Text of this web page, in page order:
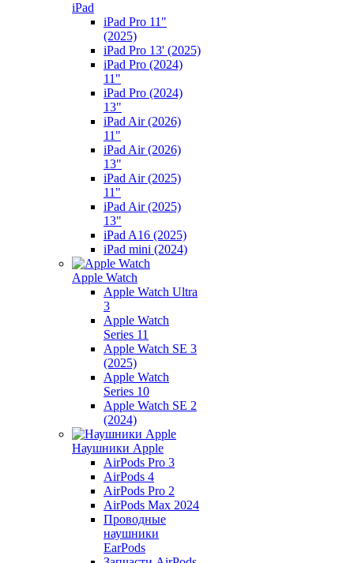
iPad
iPad Pro 11"
(2025)
iPad Pro 13' (2025)
iPad Pro (2024)
11"
iPad Pro (2024)
13"
iPad Air (2026)
11"
iPad Air (2026)
13"
iPad Air (2025)
11"
iPad Air (2025)
13"
iPad A16 (2025)
iPad mini (2024)
Apple Watch
Apple Watch Ultra
3
Apple Watch
Series 11
Apple Watch SE 3
(2025)
Apple Watch
Series 10
Apple Watch SE 2
(2024)
Наушники Apple
AirPods Pro 3
AirPods 4
AirPods Pro 2
AirPods Max 2024
Проводные
наушники
EarPods